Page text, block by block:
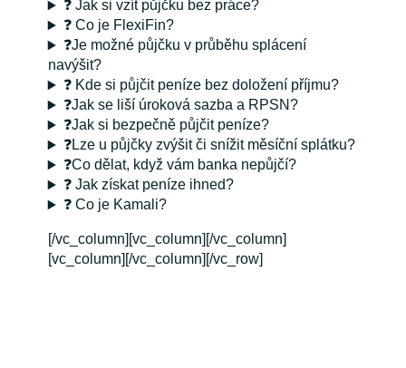
❓ Jak si vzít půjčku bez práce?
❓ Co je FlexiFin?
❓Je možné půjčku v průběhu splácení
navýšit?
❓ Kde si půjčit peníze bez doložení příjmu?
❓Jak se liší úroková sazba a RPSN?
❓Jak si bezpečně půjčit peníze?
❓Lze u půjčky zvýšit či snížit měsíční splátku?
❓Co dělat, když vám banka nepůjčí?
❓ Jak získat peníze ihned?
❓ Co je Kamali?
[/vc_column][vc_column][/vc_column]
[vc_column][/vc_column][/vc_row]